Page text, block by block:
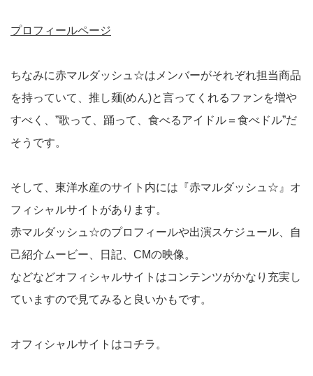
プロフィールページ
ちなみに赤マルダッシュ☆はメンバーがそれぞれ担当商品
を持っていて、推し麺(めん)と言ってくれるファンを増や
すべく、”歌って、踊って、食べるアイドル＝食べドル”だ
そうです。
そして、東洋水産のサイト内には『赤マルダッシュ☆』オ
フィシャルサイトがあります。
赤マルダッシュ☆のプロフィールや出演スケジュール、自
己紹介ムービー、日記、CMの映像。
などなどオフィシャルサイトはコンテンツがかなり充実し
ていますので見てみると良いかもです。
オフィシャルサイトはコチラ。